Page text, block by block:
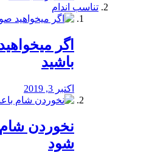
تناسب اندام
اگر
باشید
اکتبر 3, 2019
نخوردن
‌شود